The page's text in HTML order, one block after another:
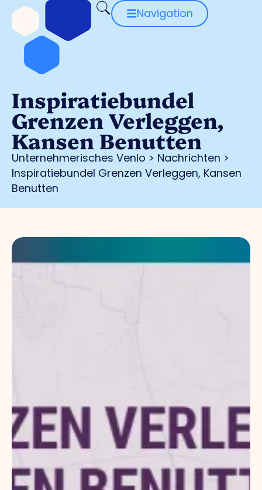
Navigation
Inspiratiebundel
Grenzen Verleggen,
Kansen Benutten
Unternehmerisches Venlo > Nachrichten >
Inspiratiebundel Grenzen Verleggen, Kansen
Benutten